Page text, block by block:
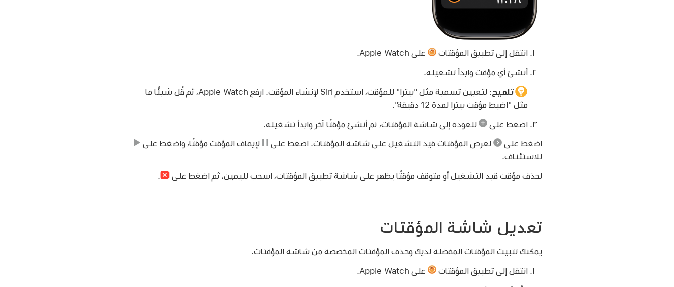
انتقل إلى تطبيق المؤقتات على Apple Watch.
أنشئ أي مؤقت وابدأ تشغيله.
تلميح:
لتعيين تسمية مثل "بيتزا" للمؤقت، استخدم Siri لإنشاء المؤقت. ارفع Apple Watch، ثم قُل شيئًا ما
مثل "اضبط مؤقت بيتزا لمدة 12 دقيقة"
اضغط على للعودة إلى شاشة المؤقتات، ثم أنشئ مؤقتًا آخر وابدأ تشغيله.
اضغط على لعرض المؤقتات قيد التشغيل على شاشة المؤقتات. اضغط على
لإيقاف المؤقت مؤقتًا، واضغط على
للاستئناف.
لحذف مؤقت قيد التشغيل أو متوقف مؤقتًا يظهر على شاشة تطبيق المؤقتات، اسحب لليمين، ثم اضغط على
تعديل شاشة المؤقتات
يمكنك تثبيت المؤقتات المفضلة لديك وحذف المؤقتات المخصصة من شاشة المؤقتات.
انتقل إلى تطبيق المؤقتات على Apple Watch.